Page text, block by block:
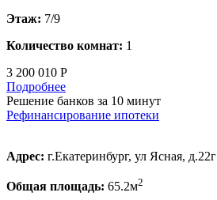
Этаж: 7/9
Количество комнат: 1
3 200 010 Р
Подробнее
Решение банков за 10 минут
Рефинансирование ипотеки
Адрес: г.Екатеринбург, ул Ясная, д.22г
Общая площадь: 65.2м2